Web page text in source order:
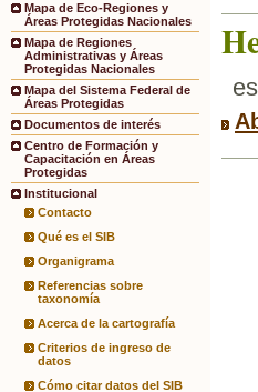
Mapa de Eco-Regiones y
Áreas Protegidas Nacionales
Mapa de Regiones
Administrativas y Áreas
Protegidas Nacionales
Mapa del Sistema Federal de
Áreas Protegidas
Documentos de interés
Centro de Formación y
Capacitación en Áreas
Protegidas
Institucional
Contacto
Qué es el SIB
Organigrama
Referencias sobre
taxonomía
Acerca de la cartografía
Criterios de ingreso de
datos
Cómo citar datos del SIB